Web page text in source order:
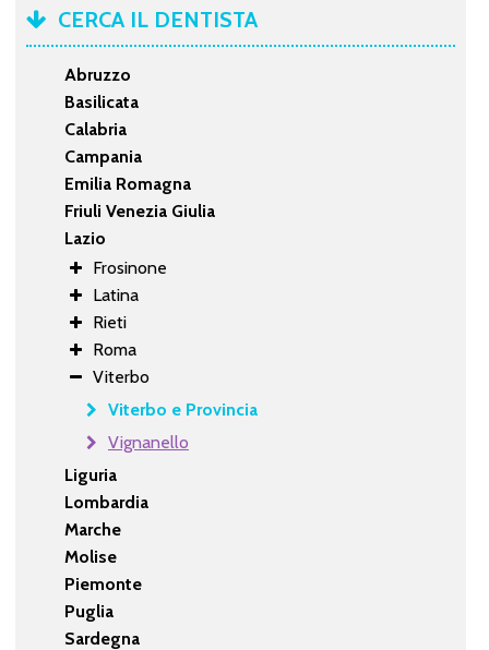
CERCA IL DENTISTA
Abruzzo
Basilicata
Calabria
Campania
Emilia Romagna
Friuli Venezia Giulia
Lazio
Frosinone
Latina
Rieti
Roma
Viterbo
Viterbo e Provincia
Vignanello
Liguria
Lombardia
Marche
Molise
Piemonte
Puglia
Sardegna